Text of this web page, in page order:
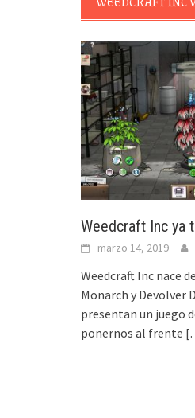
Weedcraft Inc ya
marzo 14, 2019
Weedcraft Inc nace
Monarch y Devolver
presentan un juego
ponernos al frente